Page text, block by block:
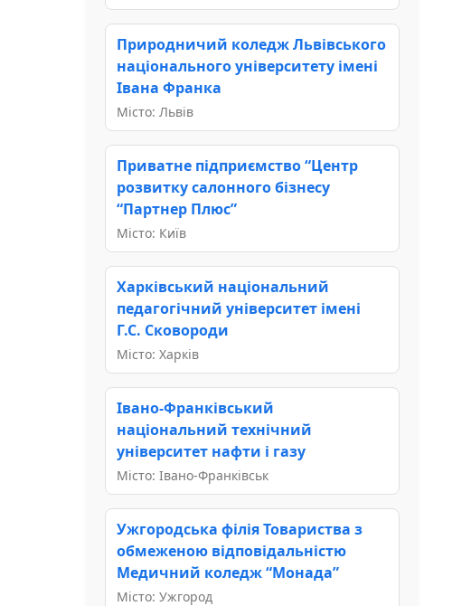
Природничий коледж Львівського
національного університету імені
Івана Франка
Місто: Львів
Приватне підприємство “Центр
розвитку салонного бізнесу
“Партнер Плюс”
Місто: Київ
Харківський національний
педагогічний університет імені
Г.С. Сковороди
Місто: Харків
Івано-Франківський
національний технічний
університет нафти і газу
Місто: Івано-Франківськ
Ужгородська філія Товариства з
обмеженою відповідальністю
Медичний коледж “Монада”
Місто: Ужгород